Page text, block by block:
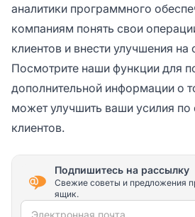
аналитики программного
компаниям понять свои
клиентов и внести улучшения
Посмотрите наши функции для
дополнительной информации о
может улучшить ваши усилия
клиентов.
Подпишитесь на рассылку
Свежие советы и предложения
ящик.
Электронная почта